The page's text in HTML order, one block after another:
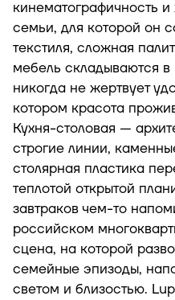
кинематографичность
семьи, для которой он
текстиля, сложная
мебель складываются
никогда не жертвует
котором красота
Кухня-столовая —
строгие линии,
столярная пластика
теплотой открытой
завтраков чем-то
российском
сцена, на которой
семейные эпизоды,
светом и близостью.